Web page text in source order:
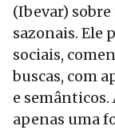
(Ibevar)
sazonais. Ele
sociais,
buscas, com
e semânticos.
apenas uma